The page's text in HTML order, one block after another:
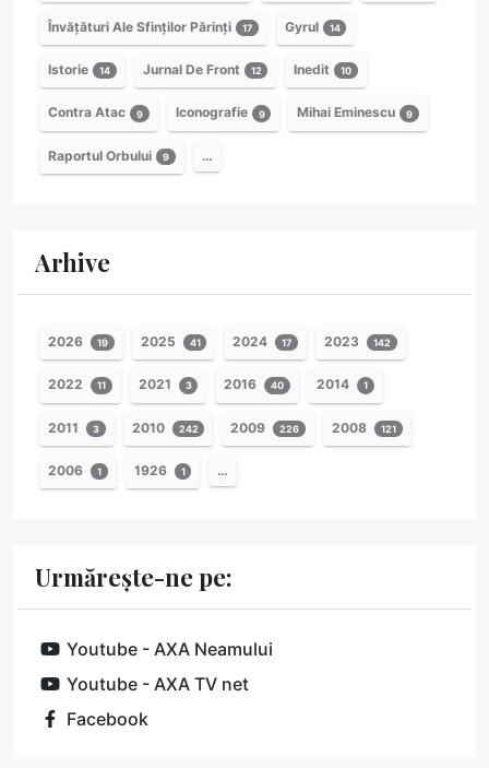
Învățături Ale Sfinților Părinți 17 Gyrul 14
Istorie 14 Jurnal De Front 12 Inedit 10
Contra Atac 9 Iconografie 9 Mihai Eminescu 9
Raportul Orbului 9 …
Arhive
2026 19 2025 41 2024 17 2023 142
2022 11 2021 3 2016 40 2014 1
2011 3 2010 242 2009 226 2008 121
2006 1 1926 1 …
Urmărește-ne pe:
Youtube - AXA Neamului
Youtube - AXA TV net
Facebook